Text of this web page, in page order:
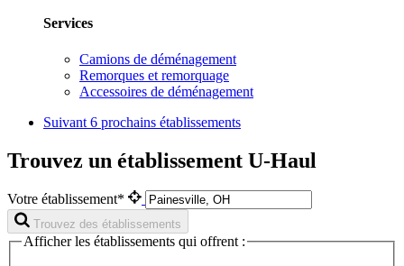
Services
Camions de déménagement
Remorques et remorquage
Accessoires de déménagement
Suivant 6 prochains établissements
Trouvez un établissement U-Haul
Votre établissement*
Trouvez des établissements
Afficher les établissements qui offrent :